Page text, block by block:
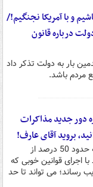
و با آمریکا نجنگیم!/
درباره قانون
بار به دولت تذکر داد
مردم باشد.
دور جدید مذاکرات
بروید آقای عارف!
مسکن؛ اصلی ترین دغدغه حدود 50 درصد از
اجرای قوانین خوبی که
می تواند تا حد